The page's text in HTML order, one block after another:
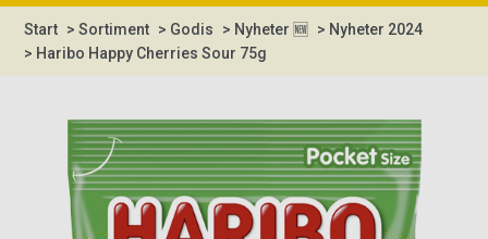
Start > Sortiment > Godis > Nyheter 🆕
> Nyheter 2024
> Haribo Happy Cherries Sour 75g